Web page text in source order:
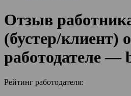
Отзыв
(бустер/клиент) о
работодателе —
Рейтинг работодателя: